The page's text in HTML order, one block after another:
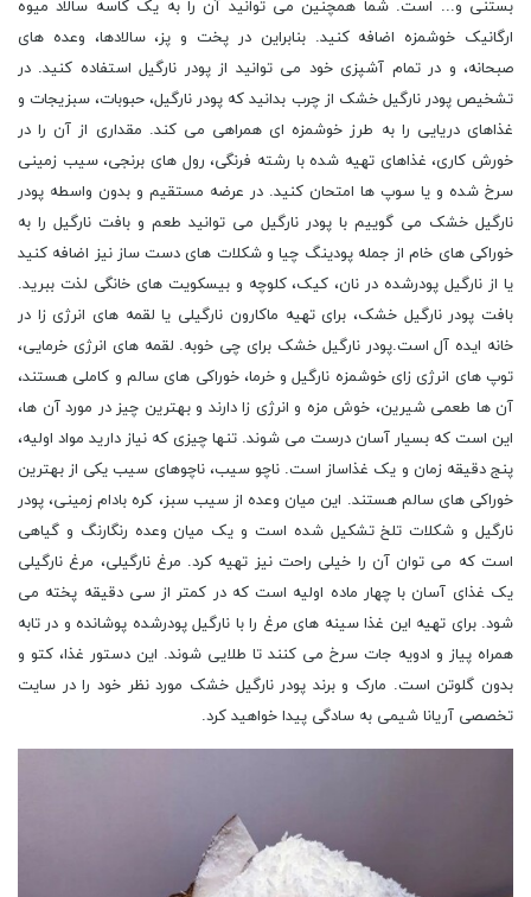
بستنی و... است. شما همچنین می توانید آن را به یک کاسه سالاد میوه
ارگانیک خوشمزه اضافه کنید. بنابراین در پخت و پز، سالادها، وعده های
صبحانه، و در تمام آشپزی خود می توانید از پودر نارگیل استفاده کنید. در
تشخیص پودر نارگیل خشک از چرب بدانید که پودر نارگیل، حبوبات، سبزیجات و
غذاهای دریایی را به طرز خوشمزه ای همراهی می کند. مقداری از آن را در
خورش کاری، غذاهای تهیه شده با رشته فرنگی، رول های برنجی، سیب زمینی
سرخ شده و یا سوپ ها امتحان کنید. در عرضه مستقیم و بدون واسطه پودر
نارگیل خشک می گوییم با پودر نارگیل می توانید طعم و بافت نارگیل را به
خوراکی های خام از جمله پودینگ چیا و شکلات های دست ساز نیز اضافه کنید
یا از نارگیل پودرشده در نان، کیک، کلوچه و بیسکویت های خانگی لذت ببرید.
بافت پودر نارگیل خشک، برای تهیه ماکارون نارگیلی یا لقمه های انرژی زا در
خانه ایده آل است.پودر نارگیل خشک برای چی خوبه. لقمه های انرژی خرمایی،
توپ های انرژی زای خوشمزه نارگیل و خرما، خوراکی های سالم و کاملی هستند،
آن ها طعمی شیرین، خوش مزه و انرژی زا دارند و بهترین چیز در مورد آن ها،
این است که بسیار آسان درست می شوند. تنها چیزی که نیاز دارید مواد اولیه،
پنج دقیقه زمان و یک غذاساز است. ناچو سیب، ناچوهای سیب یکی از بهترین
خوراکی های سالم هستند. این میان وعده از سیب سبز، کره بادام زمینی، پودر
نارگیل و شکلات تلخ تشکیل شده است و یک میان وعده رنگارنگ و گیاهی
است که می توان آن را خیلی راحت نیز تهیه کرد. مرغ نارگیلی، مرغ نارگیلی
یک غذای آسان با چهار ماده اولیه است که در کمتر از سی دقیقه پخته می
شود. برای تهیه این غذا سینه های مرغ را با نارگیل پودرشده پوشانده و در تابه
همراه پیاز و ادویه جات سرخ می کنند تا طلایی شوند. این دستور غذا، کتو و
بدون گلوتن است. مارک و برند پودر نارگیل خشک مورد نظر خود را در سایت
تخصصی آریانا شیمی به سادگی پیدا خواهید کرد.